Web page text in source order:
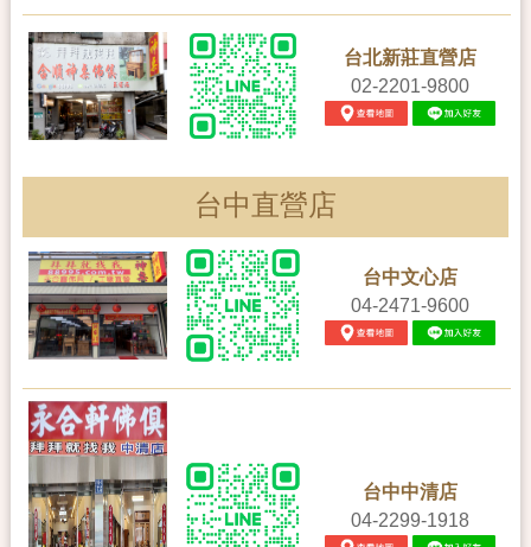
台北新莊直營店
02-2201-9800
台中直營店
台中文心店
04-2471-9600
台中中清店
04-2299-1918